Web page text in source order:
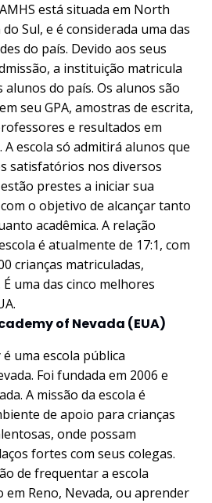
está situada em North
Sul, e é considerada uma das
do país. Devido aos seus
a instituição matricula
do país. Os alunos são
seu GPA, amostras de escrita,
e resultados em
escola só admitirá alunos que
satisfatórios nos diversos
prestes a iniciar sua
o objetivo de alcançar tanto
acadêmica. A relação
é atualmente de 17:1, com
crianças matriculadas,
uma das cinco melhores
of Nevada (EUA)
uma escola pública
Foi fundada em 2006 e
A missão da escola é
de apoio para crianças
onde possam
fortes com seus colegas.
de frequentar a escola
em Reno, Nevada, ou aprender